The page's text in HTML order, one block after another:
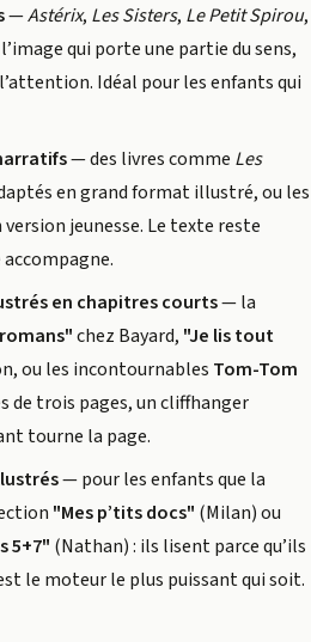
—Astérix, Les Sisters, Le Petit Spirou,
qui porte une partie du sens,
Idéal pour les enfants qui
— des livres comme Les
en grand format illustré, ou les
version jeunesse. Le texte reste
en chapitres courts— la
chez Bayard, "Je lis tout
ou les incontournables Tom-Tom
de trois pages, un cliffhanger
tourne la page.
— pour les enfants que la
"Mes p’tits docs" (Milan) ou
5+7" (Nathan) : ils lisent parce qu’ils
le moteur le plus puissant qui soit.